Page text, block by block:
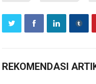
REKOMENDASI